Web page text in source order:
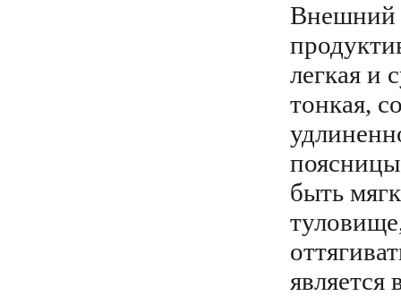
Внешний
легкая и
тонкая,
быть
является